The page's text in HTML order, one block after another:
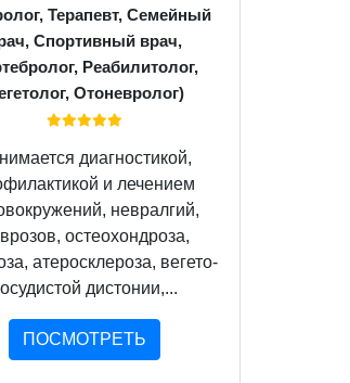
Терапевт, Семейный
Спортивный врач,
Реабилитолог,
Отоневролог)
диагностикой,
и лечением
невралгий,
остеохондроза,
атеросклероза, вегето-
дистонии,...
ПОСМОТРЕТЬ